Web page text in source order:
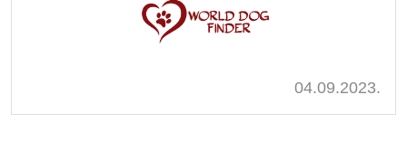
04.09.2023.